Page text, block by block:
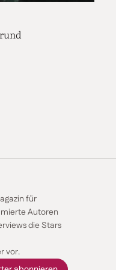
für
Autoren
die Stars
vor.